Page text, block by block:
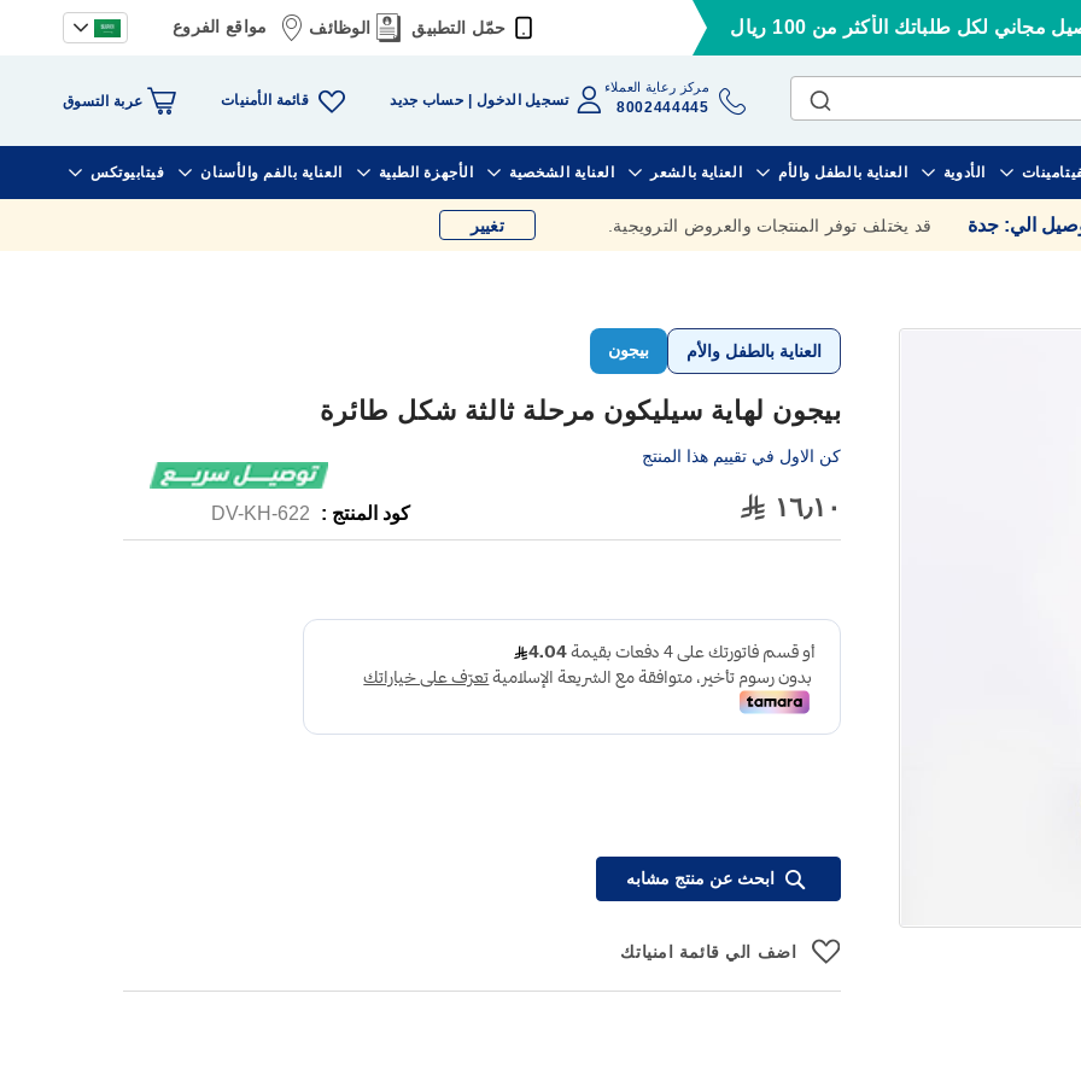
مجاني لكل طلباتك الأكثر من 100 ريال حمّل التطبيق الوظائف مواقع الفروع
مركز رعاية العملاء
8002444445 تسجيل الدخول حساب جديد قائمة الأمنيات عربة التسوق
الأدوية العناية بالطفل والأم العناية بالشعر العناية الشخصية الأجهزة الطبية العناية بالفم والأسنان فيتابيوتكس
الي: جدة قد يختلف توفر المنتجات والعروض الترويجية. تغيير
العناية بالطفل والأم بيجون
بيجون لهاية سيليكون مرحلة ثالثة شكل طائرة
كن الاول في تقييم هذا المنتج
١٦٫١٠ كود المنتج : DV-KH-622
ابحث عن منتج مشابه
اضف الي قائمة امنياتك